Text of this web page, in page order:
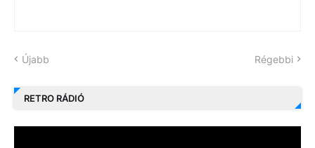
Újabb Régebbi
RETRO RÁDIÓ